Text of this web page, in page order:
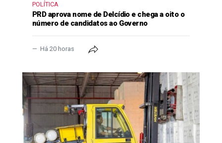
POLÍTICA
PRD aprova nome de Delcídio e chega a oito o
número de candidatos ao Governo
Há 20 horas